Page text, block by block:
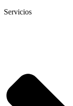
Servicios